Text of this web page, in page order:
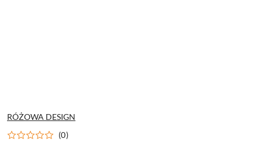
NAZWA
PRODUCENTA:
RÓŻOWA DESIGN
(0)